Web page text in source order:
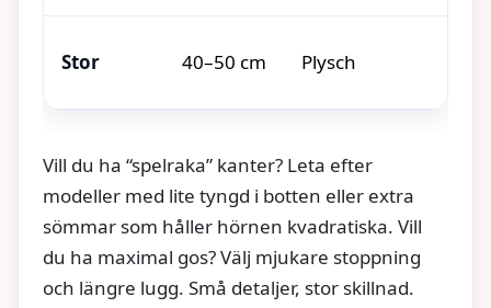
Stor 40–50 cm Plysch
Vill du ha “spelraka” kanter? Leta efter
modeller med lite tyngd i botten eller extra
sömmar som håller hörnen kvadratiska. Vill
du ha maximal gos? Välj mjukare stoppning
och längre lugg. Små detaljer, stor skillnad.